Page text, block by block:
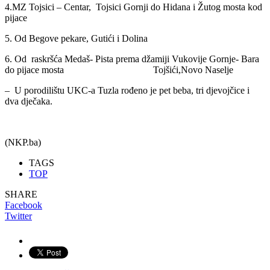
4.MZ Tojsici – Centar, Tojsici Gornji do Hidana i Žutog mosta kod
pijace
5. Od Begove pekare, Gutići i Dolina
6. Od raskršća Medaš- Pista prema džamiji Vukovije Gornje- Bara
do pijace mosta Tojšići,Novo Naselje
– U porodilištu UKC-a Tuzla rođeno je pet beba, tri djevojčice i
dva dječaka.
(NKP.ba)
TAGS
TOP
SHARE
Facebook
Twitter